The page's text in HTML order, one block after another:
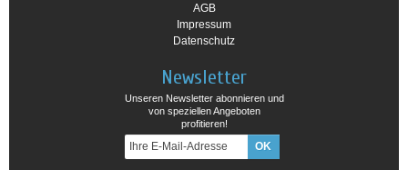
AGB
Impressum
Datenschutz
Newsletter
Unseren Newsletter abonnieren und
von speziellen Angeboten
profitieren!